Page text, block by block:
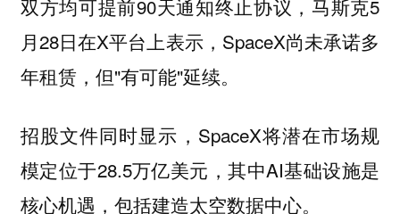
双方均可提前90天通知终止协议，马斯克5
月28日在X平台上表示，SpaceX尚未承诺多
年租赁，但"有可能"延续。
招股文件同时显示，SpaceX将潜在市场规
模定位于28.5万亿美元，其中AI基础设施是
核心机遇，包括建造太空数据中心。